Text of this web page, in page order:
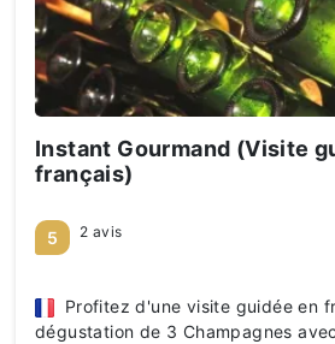
Instant Gourmand (Visite
français)
Profitez d'une visite guidée en
dégustation de 3 Champagnes
5 2 avis